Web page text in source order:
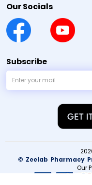
Q2. Tetline 250
உள்ளனவா?
Q3. நான் நன்றாக
Manufacturer /
Our Socials
Subscribe
© Zeelab Pharmacy
Our